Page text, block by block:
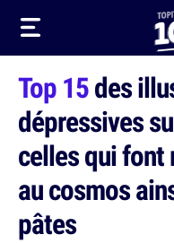
Top 15des
dépressives
celles qui font
au cosmos
pâtes